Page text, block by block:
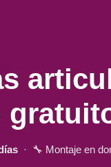
· 🔧 Montaje en